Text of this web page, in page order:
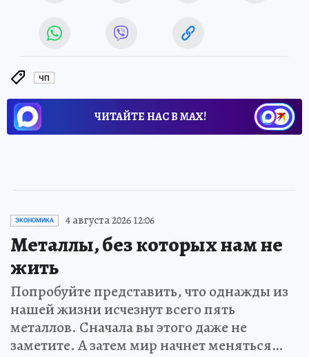
ЧП
ЧИТАЙТЕ НАС В МАХ!
ЭКОНОМИКА 4 августа 2026 12:06
Металлы, без которых нам не
жить
Попробуйте представить, что однажды из
нашей жизни исчезнут всего пять
металлов. Сначала вы этого даже не
заметите. А затем мир начнет меняться…